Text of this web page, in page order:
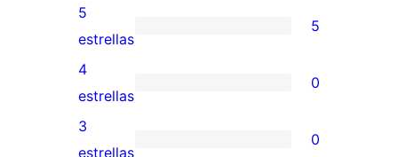
5
valoraciones
de
5
estrellas
5
estrellas
5
0
valoraciones
de
4
estrellas
0
0
3
estrellas
0